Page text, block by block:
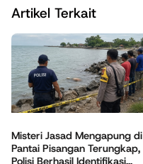
Artikel Terkait
Misteri Jasad Mengapung di
Pantai Pisangan Terungkap,